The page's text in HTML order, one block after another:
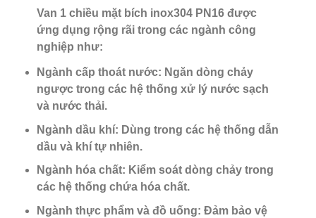
Van 1 chiều mặt bích inox304 PN16 được
ứng dụng rộng rãi trong các ngành công
nghiệp như:
Ngành cấp thoát nước: Ngăn dòng chảy
ngược trong các hệ thống xử lý nước sạch
và nước thải.
Ngành dầu khí: Dùng trong các hệ thống dẫn
dầu và khí tự nhiên.
Ngành hóa chất: Kiểm soát dòng chảy trong
các hệ thống chứa hóa chất.
Ngành thực phẩm và đồ uống: Đảm bảo vệ